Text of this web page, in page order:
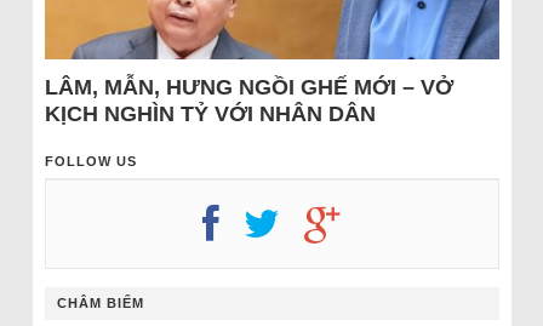
LÂM, MẪN, HƯNG NGỒI GHẾ MỚI – VỞ
KỊCH NGHÌN TỶ VỚI NHÂN DÂN
FOLLOW US
CHÂM BIẾM